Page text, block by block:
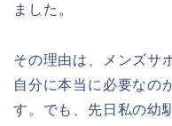
ました。
その理由は、メンズサ
自分に本当に必要なの
す。でも、先日私の幼